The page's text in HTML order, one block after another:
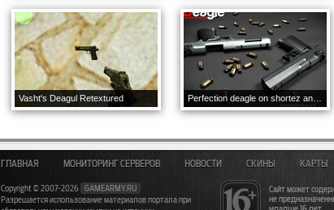
Vasht's Deagul Retextured
Сайт может
не
ГЛАВНАЯ МОНИТОРИНГ СЕРВЕРОВ НОВОСТИ СКИНЫ КАРТЫ
Copyright © 2007-2026
GAMEARMY.RU
Разрешается использование материалов портала при